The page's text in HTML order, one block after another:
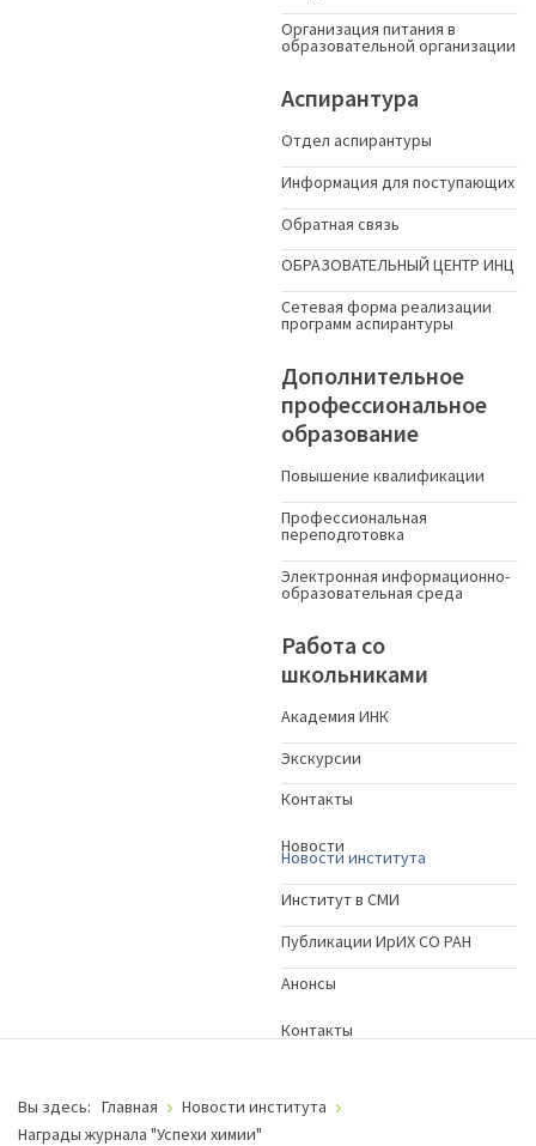
Организация питания в
образовательной организации
Аспирантура
Отдел аспирантуры
Информация для поступающих
Обратная связь
ОБРАЗОВАТЕЛЬНЫЙ ЦЕНТР ИНЦ
Сетевая форма реализации
программ аспирантуры
Дополнительное
профессиональное
образование
Повышение квалификации
Профессиональная
переподготовка
Электронная информационно-
образовательная среда
Работа со
школьниками
Академия ИНК
Экскурсии
Контакты
Новости
Новости института
Институт в СМИ
Публикации ИрИХ СО РАН
Анонсы
Контакты
Вы здесь: Главная
Новости института
Награды журнала "Успехи химии"